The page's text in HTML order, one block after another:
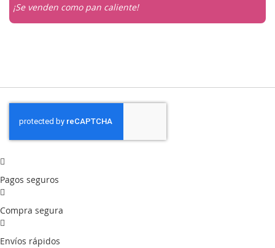
¡Se venden como pan caliente!
Pagos seguros
Compra segura
Envíos rápidos